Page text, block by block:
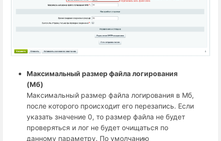
Максимальный размер файла логирования
(Мб)
Максимальный размер файла логирования в Мб,
после которого происходит его перезапись. Если
указать значение 0, то размер файла не будет
проверяться и лог не будет очищаться по
данному параметру. По умолчанию